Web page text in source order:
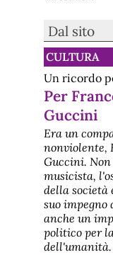
per ricordare
GIOVEDI
LANTERNE DI
Lanterne di
manifestazione
anno a Verona
agosto, nella
Castelvecchio)
[disarmo]
hanno
nucleare di
gli F-35
Un'azione
svolta ieri 3
base aerea
Brabante
di stanza i
Dal sito
CULTURA
Un ricordo
Per
Guccini
Era un
nonviolente,
Guccini.
musicista,
della società
suo
anche un
politico per
dell'umanità.